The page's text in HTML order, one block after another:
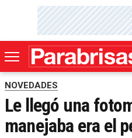
NOVEDADES
Le llegó una
manejaba era el